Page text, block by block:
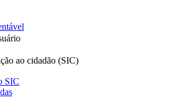
ao cidadão (SIC)
SIC